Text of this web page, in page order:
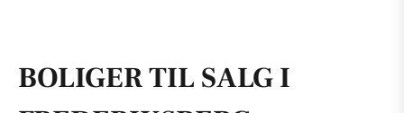
BOLIGER TIL SALG I